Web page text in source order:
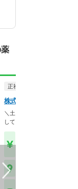
正社員
株式会社NBS 本社
＼土日祝休み／薬剤師資格
して、化粧品・医薬部…